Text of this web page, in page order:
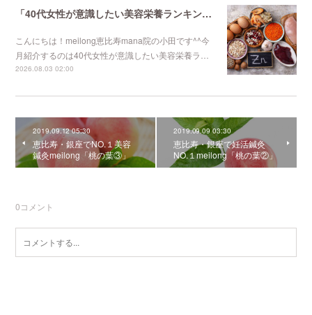
「40代女性が意識したい美容栄養ランキング 第4位」恵比寿で1番人気のマタニティサロンmeilong
こんにちは！meilong恵比寿mana院の小田です^^今
月紹介するのは40代女性が意識したい美容栄養ラ…
2026.08.03 02:00
2019.09.12 05:30
恵比寿・銀座でNO.１美容
鍼灸meilong「桃の葉③」
2019.09.09 03:30
恵比寿・銀座で妊活鍼灸
NO.１meilong「桃の葉②」
0コメント